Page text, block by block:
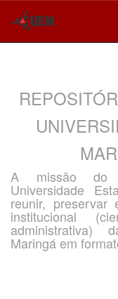
A missão do
Universidade
reunir,
institucional
administrativa)
Maringá em